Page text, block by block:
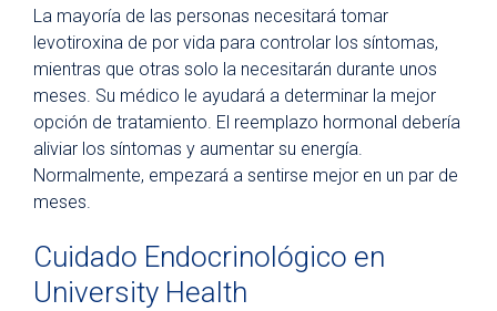
La mayoría de las personas necesitará tomar
levotiroxina de por vida para controlar los síntomas,
mientras que otras solo la necesitarán durante unos
meses. Su médico le ayudará a determinar la mejor
opción de tratamiento. El reemplazo hormonal debería
aliviar los síntomas y aumentar su energía.
Normalmente, empezará a sentirse mejor en un par de
meses.
Cuidado Endocrinológico en
University Health